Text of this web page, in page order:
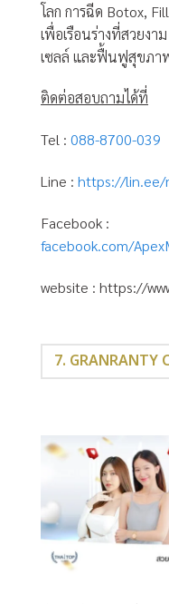
โลก การฉีด Botox,
เพื่อเรือนร่างที่สวยง
เซลล์ และฟื้นฟูสุขภา
ติดต่อสอบถามได้ที่
Tel : 088-8700-039
Line : https://lin.ee/
Facebook :
facebook.com/
website : https://
7. GRANRANTY